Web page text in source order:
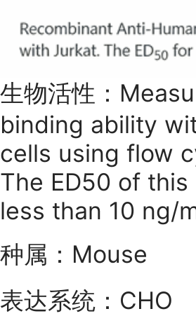
生物活性：
binding ability
cells using flow
The ED50 of
less than 10 ng/
种属：Mouse
表达系统：CHO